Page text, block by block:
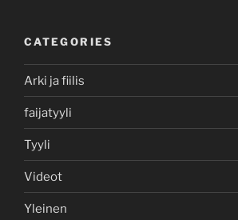
CATEGORIES
Arki ja fiilis
faijatyyli
Tyyli
Videot
Yleinen